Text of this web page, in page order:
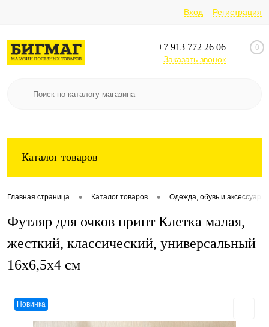
Вход Регистрация
+7 913 772 26 06
Заказать звонок
0
Каталог товаров
Главная страница • Каталог товаров • Одежда, обувь и аксессуары
Футляр для очков принт Клетка малая,
жесткий, классический, универсальный
16x6,5x4 см
Новинка